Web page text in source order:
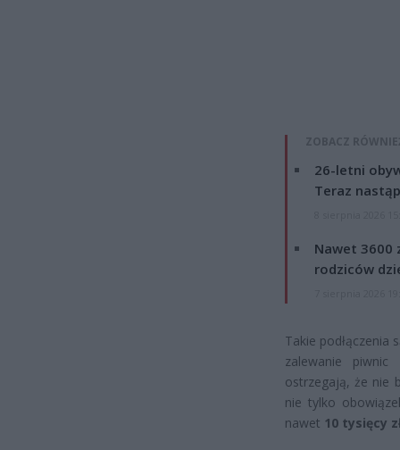
ZOBACZ
26-letni
Teraz
Nawet 3600
rodziców
Takie
zalewanie piwnic
ostrzegają, że nie
nie tylko
nawet 10 tysięcy